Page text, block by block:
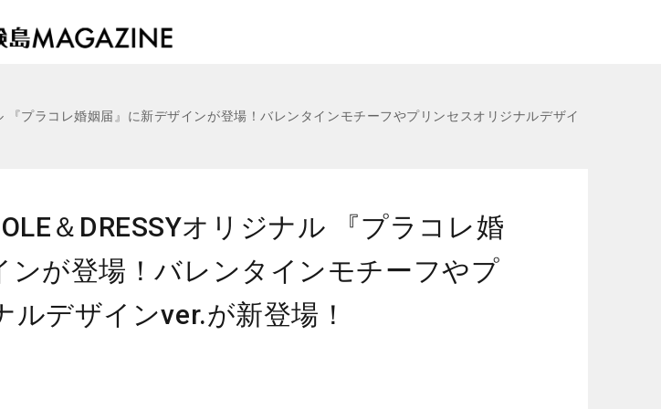
『プラコレ婚姻届』に新デザインが登場！バレンタインモチーフやプリンセスオリジナルデザイ
＆DRESSYオリジナル 『プラコレ婚
ンが登場！バレンタインモチーフやプ
ルデザインver.が新登場！